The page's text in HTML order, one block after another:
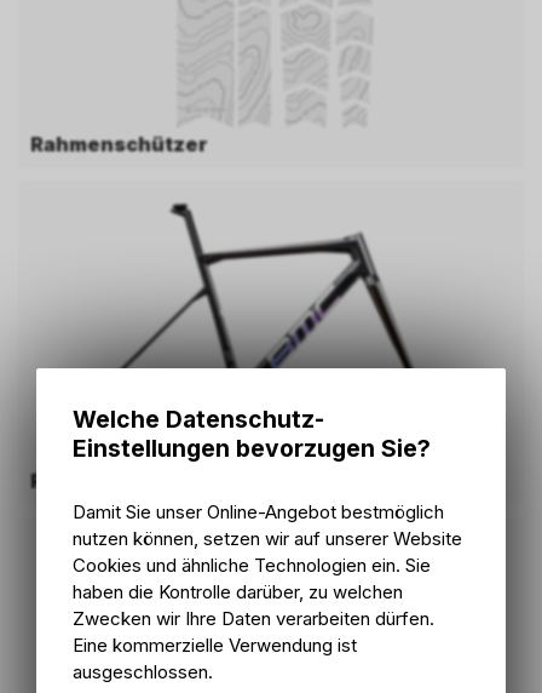
Rahmenschützer
Rennrad
Welche Datenschutz-
Einstellungen bevorzugen Sie?
Damit Sie unser Online-Angebot bestmöglich
nutzen können, setzen wir auf unserer Website
Cookies und ähnliche Technologien ein. Sie
haben die Kontrolle darüber, zu welchen
Zwecken wir Ihre Daten verarbeiten dürfen.
Eine kommerzielle Verwendung ist
ausgeschlossen.